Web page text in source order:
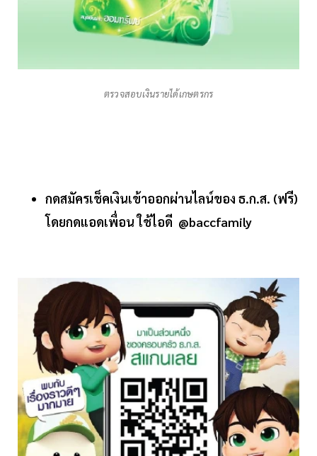
ตรวจสอบเงินรายได้เกษตรกร
กดสมัคร​เช็คเงิน​เข้าออกผ่านไลน์​ของ​ ธ.ก.ส.​ (ฟรี)
โดยกดแอดเพื่อน​ ใช้​ไอดี @baccfamily